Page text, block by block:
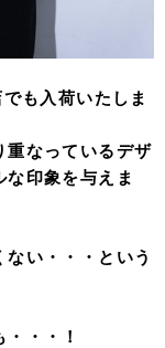
も入荷いたしま
重なっているデザ
印象を与えま
い・・・という
・・！